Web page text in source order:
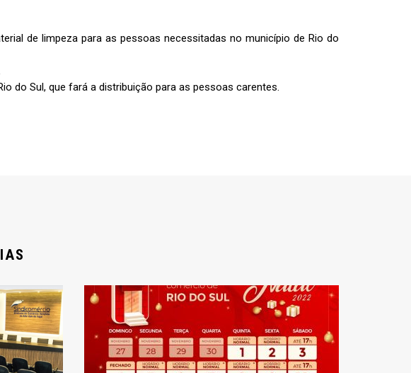
de limpeza para as pessoas necessitadas no município de Rio do
do Sul, que fará a distribuição para as pessoas carentes.